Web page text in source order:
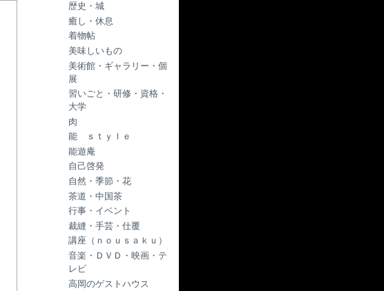
歴史・城
癒し・休息
着物帖
美味しいもの
美術館・ギャラリー・個
展
習いごと・研修・資格・
大学
肉
能 ｓｔｙｌｅ
能遊庵
自己啓発
自然・季節・花
茶道・中国茶
行事・イベント
裁縫・手芸・仕覆
講座（ｎｏｕｓａｋｕ）
音楽・ＤＶＤ・映画・テ
レビ
高岡のゲストハウス